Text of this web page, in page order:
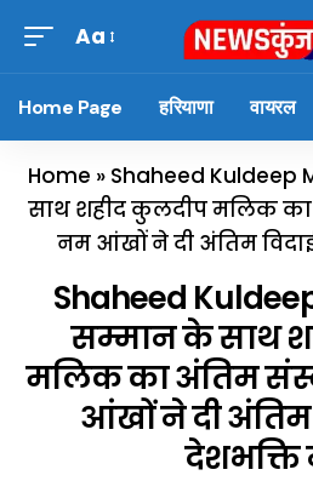
Aa
Home Page हरियाणा वायरल
Home » Shaheed Kuldeep
साथ शहीद कुलदीप मलिक का
नम आंखों ने दी अंतिम
Shaheed
सम्मान के साथ
मलिक का अंतिम
आंखों ने दी अंतिम
देशभक्ति